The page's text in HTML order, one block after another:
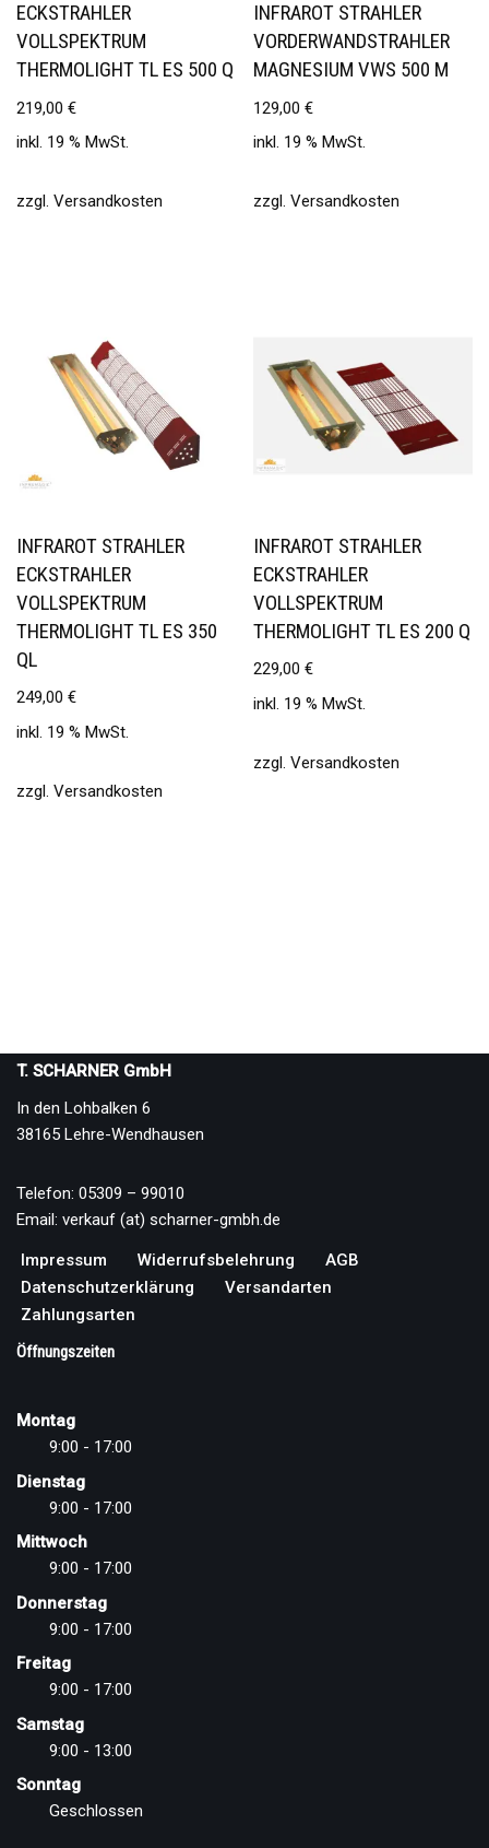
ECKSTRAHLER
VOLLSPEKTRUM
THERMOLIGHT TL ES 500 Q
219,00 €
inkl. 19 % MwSt.
zzgl. Versandkosten
INFRAROT STRAHLER
VORDERWANDSTRAHLER
MAGNESIUM VWS 500 M
129,00€
inkl. 19 % MwSt.
zzgl.Versandkosten
INFRAROT STRAHLER
ECKSTRAHLER
VOLLSPEKTRUM
THERMOLIGHT TL ES 350
QL
249,00 €
inkl. 19 % MwSt.
zzgl. Versandkosten
INFRAROT STRAHLER
ECKSTRAHLER
VOLLSPEKTRUM
THERMOLIGHT TL ES 200 Q
229,00€
inkl. 19 % MwSt.
zzgl.Versandkosten
T. SCHARNER GmbH
In den Lohbalken 6
38165 Lehre-Wendhausen
Telefon: 05309 – 99010
Email: verkauf (at) scharner-gmbh.de
Impressum Widerrufsbelehrung
AGB
Datenschutzerklärung
Versandarten
Zahlungsarten
Öffnungszeiten
Montag
9:00 - 17:00
Dienstag
9:00 - 17:00
Mittwoch
9:00 - 17:00
Donnerstag
9:00 - 17:00
Freitag
9:00 - 17:00
Samstag
9:00 - 13:00
Sonntag
Geschlossen